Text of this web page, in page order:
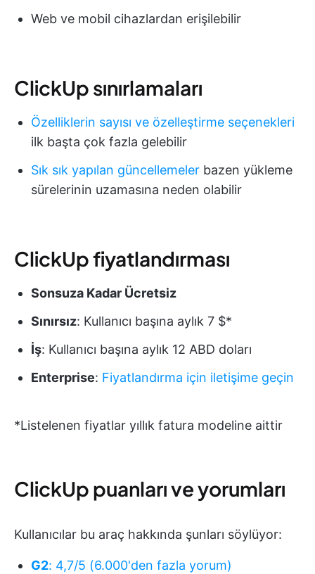
Web ve mobil cihazlardan erişilebilir
ClickUp sınırlamaları
Özelliklerin sayısı ve özelleştirme seçenekleri
ilk başta çok fazla gelebilir
Sık sık yapılan güncellemeler bazen yükleme
sürelerinin uzamasına neden olabilir
ClickUp fiyatlandırması
Sonsuza Kadar Ücretsiz
Sınırsız: Kullanıcı başına aylık 7 $*
İş: Kullanıcı başına aylık 12 ABD doları
Enterprise: Fiyatlandırma için iletişime geçin
*Listelenen fiyatlar yıllık fatura modeline aittir
ClickUp puanları ve yorumları
Kullanıcılar bu araç hakkında şunları söylüyor:
G2: 4,7/5 (6.000'den fazla yorum)